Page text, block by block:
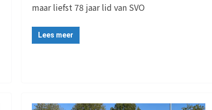
maar liefst 78 jaar lid van SVO
Lees meer